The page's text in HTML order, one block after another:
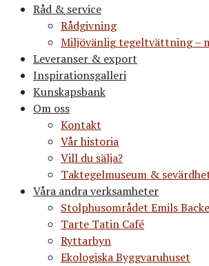
Råd & service
Rådgivning
Miljövänlig tegeltvättning –
Leveranser & export
Inspirationsgalleri
Kunskapsbank
Om oss
Kontakt
Vår historia
Vill du sälja?
Taktegelmuseum &
Våra andra verksamheter
Stolphusområdet Emils Backe
Tarte Tatin Café
Ryttarbyn
Ekologiska Byggvaruhuset